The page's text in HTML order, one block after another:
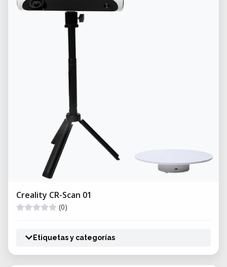
Creality CR-Scan 01
(0)
Etiquetas y categorías